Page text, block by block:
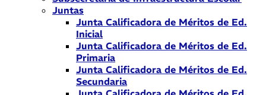
Juntas
Junta Calificadora de Méritos de Ed.
Inicial
Junta Calificadora de Méritos de Ed.
Primaria
Junta Calificadora de Méritos de Ed.
Secundaria